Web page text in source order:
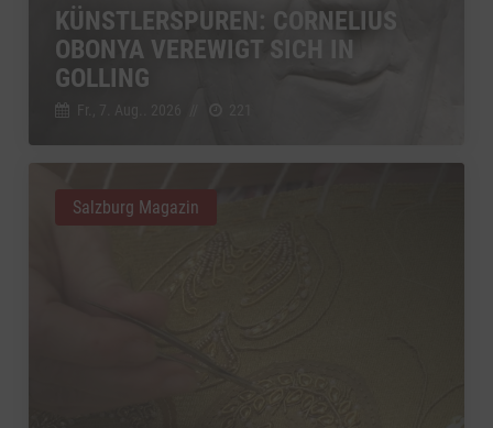
KÜNSTLERSPUREN: CORNELIUS
OBONYA VEREWIGT SICH IN
GOLLING
Salzburg Magazin